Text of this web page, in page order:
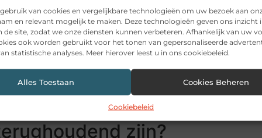
van cookies en vergelijkbare technologieën om uw bezoek aan
en relevant mogelijk te maken. Deze technologieën geven ons inzicht
de site, zodat we onze diensten kunnen verbeteren. Afhankelijk van uw
ook worden gebruikt voor het tonen van gepersonaliseerde
statistische analyses. Meer hierover leest u in ons cookiebeleid.
Alles Toestaan Cookies Beheren
Cookiebeleid
kopen een slimme
zijn in de volgende situaties: je hebt al een degelijke
duurt, of je hebt een duidelijke pagina die je extra wilt
kwalitatieve links het verschil maken. Het
Kies gericht en investeer verstandig.
zijn?